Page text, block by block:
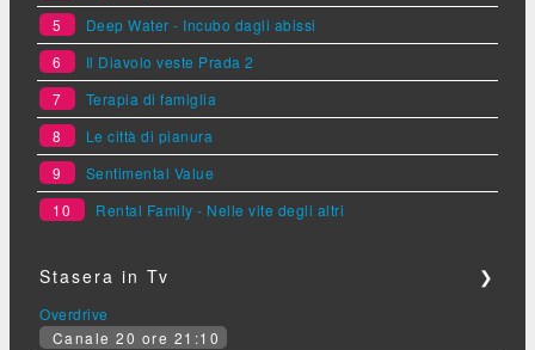
5
Deep Water - Incubo dagli abissi
6
Il Diavolo veste Prada 2
7
Terapia di famiglia
8
Le città di pianura
9
Sentimental Value
10
Rental Family - Nelle vite degli altri
Stasera in Tv ❯
Overdrive
Canale 20 ore 21:10